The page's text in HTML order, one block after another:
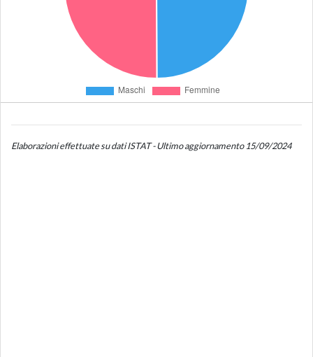
Elaborazioni effettuate su dati ISTAT - Ultimo aggiornamento 15/09/2024